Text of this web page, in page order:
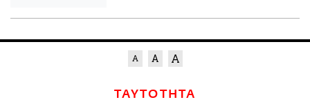
ΤΑΥΤΟΤΗΤΑ